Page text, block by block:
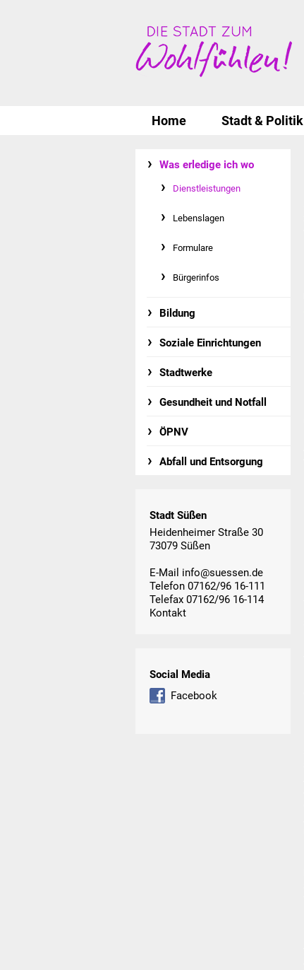
Home Stadt & Politik
Was erledige ich wo
Dienstleistungen
Lebenslagen
Formulare
Bürgerinfos
Bildung
Soziale Einrichtungen
Stadtwerke
Gesundheit und Notfall
ÖPNV
Abfall und Entsorgung
Stadt Süßen
Heidenheimer Straße 30
73079 Süßen
E-Mail info@suessen.de
Telefon 07162/96 16-111
Telefax 07162/96 16-114
Kontakt
Social Media
Facebook